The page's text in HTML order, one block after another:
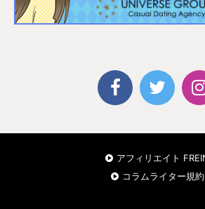
アフィリエイト
コラムライター規約